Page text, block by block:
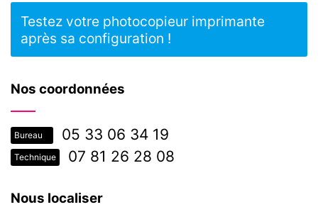
Nos coordonnées
Bureau 05 33 06 34 19
Technique 07 81 26 28 08
Nous localiser
Testez votre photocopieur imprimante
après sa configuration !